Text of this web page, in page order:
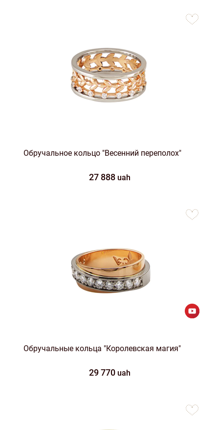
Обручальное кольцо "Весенний переполох"
27 888 uah
favorites
Обручальные кольца "Королевская магия"
29 770 uah
favorites
favorites